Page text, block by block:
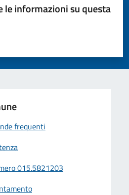
le informazioni su questa
su 5
su 5
5
frequenti
015.5821203